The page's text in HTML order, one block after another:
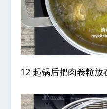
12 起锅后把肉卷粒放